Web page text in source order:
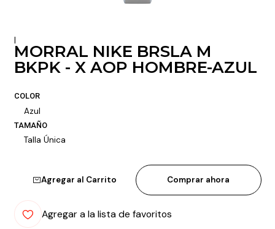
|
MORRAL NIKE BRSLA M
BKPK - X AOP HOMBRE-AZUL
COLOR
Azul
TAMAÑO
Talla Única
Agregar al Carrito Comprar ahora
Agregar a la lista de favoritos